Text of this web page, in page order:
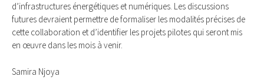
d’infrastructures énergétiques et numériques. Les discussions
futures devraient permettre de formaliser les modalités précises de
cette collaboration et d’identifier les projets pilotes qui seront mis
en œuvre dans les mois à venir.
Samira Njoya